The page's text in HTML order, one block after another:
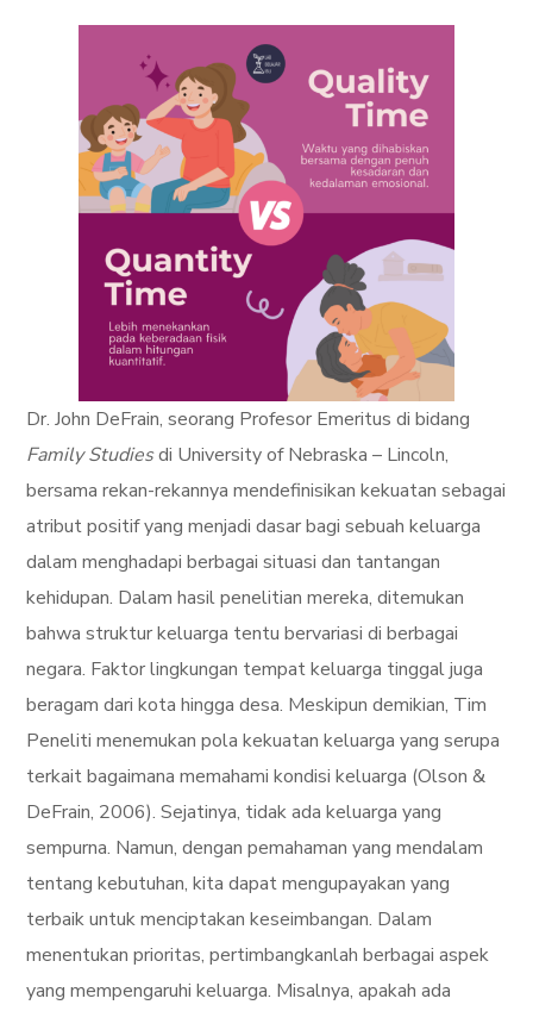
Dr. John DeFrain, seorang Profesor Emeritus di bidang
Family Studiesdi University of Nebraska – Lincoln,
bersama rekan-rekannya mendefinisikan kekuatan sebagai
atribut positif yang menjadi dasar bagi sebuah keluarga
dalam menghadapi berbagai situasi dan tantangan
kehidupan. Dalam hasil penelitian mereka, ditemukan
bahwa struktur keluarga tentu bervariasi di berbagai
negara. Faktor lingkungan tempat keluarga tinggal juga
beragam dari kota hingga desa. Meskipun demikian, Tim
Peneliti menemukan pola kekuatan keluarga yang serupa
terkait bagaimana memahami kondisi keluarga (Olson &
DeFrain, 2006). Sejatinya, tidak ada keluarga yang
sempurna. Namun, dengan pemahaman yang mendalam
tentang kebutuhan, kita dapat mengupayakan yang
terbaik untuk menciptakan keseimbangan. Dalam
menentukan prioritas, pertimbangkanlah berbagai aspek
yang mempengaruhi keluarga. Misalnya, apakah ada